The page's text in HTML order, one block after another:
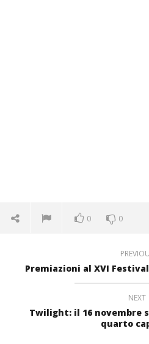
0 0
Premiazioni al XVI
NEXT
Twilight: il 16 novembre
quarto